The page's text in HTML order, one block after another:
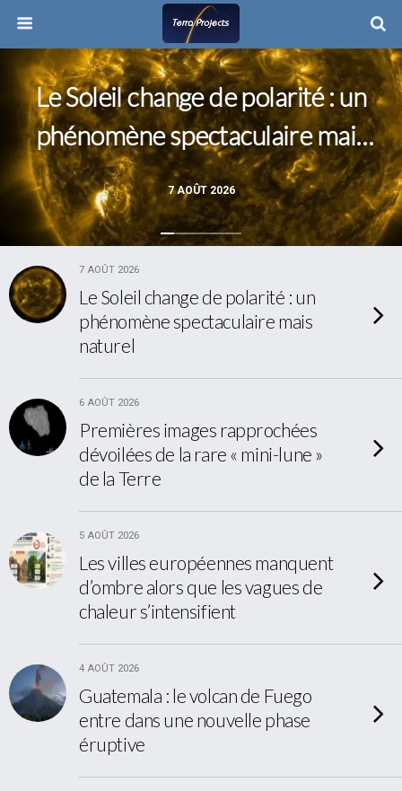
7 AOÛT 2026
Le Soleil change de polarité : un
phénomène spectaculaire mais
naturel
7 AOÛT 2026
Le Soleil change de polarité : un
phénomène spectaculaire mais
naturel
6 AOÛT 2026
Premières images rapprochées
dévoilées de la rare « mini-lune »
de la Terre
5 AOÛT 2026
Les villes européennes manquent
d’ombre alors que les vagues de
chaleur s’intensifient
4 AOÛT 2026
Guatemala : le volcan de Fuego
entre dans une nouvelle phase
éruptive